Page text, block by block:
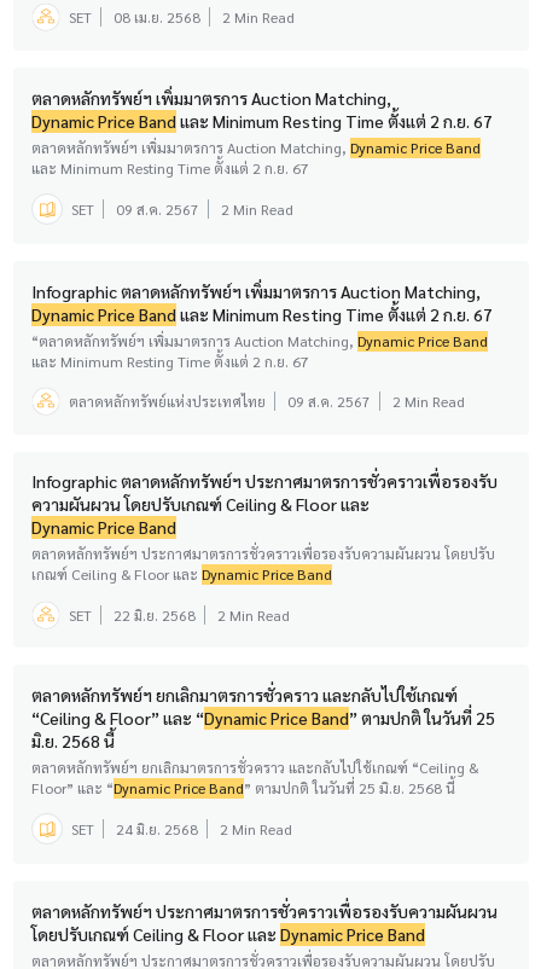
SET 08 เม.ย. 2568 2 Min Read
ตลาดหลักทรัพย์ฯ เพิ่มมาตรการ Auction Matching,
Dynamic Price Band และ Minimum Resting Time ตั้งแต่ 2 ก.ย. 67
ตลาดหลักทรัพย์ฯ เพิ่มมาตรการ Auction Matching,Dynamic Price Band
และ Minimum Resting Time ตั้งแต่ 2 ก.ย. 67
SET 09 ส.ค. 2567 2 Min Read
Infographic ตลาดหลักทรัพย์ฯ เพิ่มมาตรการ Auction Matching,
Dynamic Price Band และ Minimum Resting Time ตั้งแต่ 2 ก.ย. 67
“ตลาดหลักทรัพย์ฯ เพิ่มมาตรการ Auction Matching,Dynamic Price Band
และ Minimum Resting Time ตั้งแต่ 2 ก.ย. 67
ตลาดหลักทรัพย์แห่งประเทศไทย 09 ส.ค. 2567 2 Min Read
Infographic ตลาดหลักทรัพย์ฯ ประกาศมาตรการชั่วคราวเพื่อรองรับ
ความผันผวน โดยปรับเกณฑ์ Ceiling & Floor และ
Dynamic Price Band
ตลาดหลักทรัพย์ฯ ประกาศมาตรการชั่วคราวเพื่อรองรับความผันผวน โดยปรับ
เกณฑ์ Ceiling & Floor และDynamic Price Band
SET 22 มิ.ย. 2568 2 Min Read
ตลาดหลักทรัพย์ฯ ยกเลิกมาตรการชั่วคราว และกลับไปใช้เกณฑ์
“Ceiling & Floor” และ “Dynamic Price Band” ตามปกติ ในวันที่ 25
มิ.ย. 2568 นี้
ตลาดหลักทรัพย์ฯ ยกเลิกมาตรการชั่วคราว และกลับไปใช้เกณฑ์ “Ceiling &
Floor” และ “Dynamic Price Band” ตามปกติ ในวันที่ 25 มิ.ย. 2568 นี้
SET 24 มิ.ย. 2568 2 Min Read
ตลาดหลักทรัพย์ฯ ประกาศมาตรการชั่วคราวเพื่อรองรับความผันผวน
โดยปรับเกณฑ์ Ceiling & Floor และDynamic Price Band
ตลาดหลักทรัพย์ฯ ประกาศมาตรการชั่วคราวเพื่อรองรับความผันผวน โดยปรับ